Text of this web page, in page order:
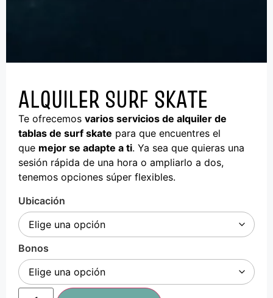
ALQUILER SURF SKATE
Te ofrecemos varios servicios de alquiler de
tablas de surf skate para que encuentres el
que mejor se adapte a ti. Ya sea que quieras una
sesión rápida de una hora o ampliarlo a dos,
tenemos opciones súper flexibles.
Ubicación
Bonos